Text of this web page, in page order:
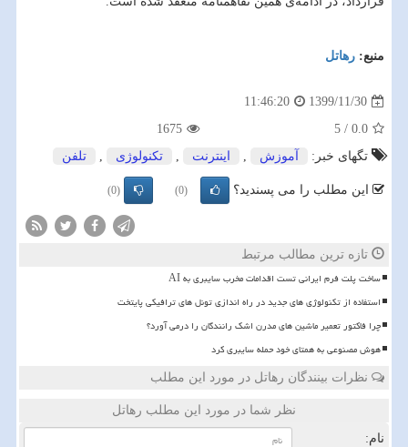
منبع: رهاتل
1399/11/30
11:46:20
0.0
/
5
1675
تگهای خبر:
آموزش , اینترنت , تكنولوژی , تلفن
این مطلب را می پسندید؟ (0)
(0)
تازه ترین مطالب مرتبط
ساخت پلت فرم ایرانی تست اقدامات مخرب سایبری به AI
استفاده از تکنولوژی های جدید در راه اندازی تونل های ترافیکی پایتخت
چرا فاکتور تعمیر ماشین های مدرن اشک رانندگان را درمی آورد؟
هوش مصنوعی به همتای خود حمله سایبری کرد
نظرات بینندگان رهاتل در مورد این مطلب
نظر شما در مورد این مطلب رهاتل
نام: